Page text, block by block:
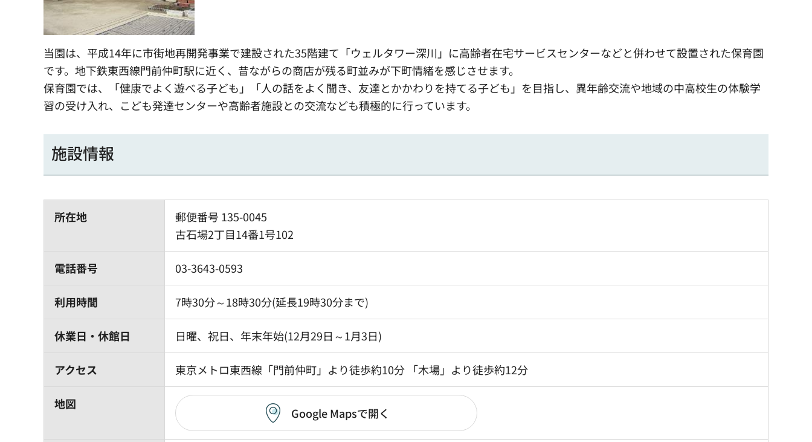
当園は、平成14年に市街地再開発事業で建設された35階建て「ウェルタワー深川」に高齢者在宅サービスセンターなどと併わせて設置された保育園
です。地下鉄東西線門前仲町駅に近く、昔ながらの商店が残る町並みが下町情緒を感じさせます。
保育園では、「健康でよく遊べる子ども」「人の話をよく聞き、友達とかかわりを持てる子ども」を目指し、異年齢交流や地域の中高校生の体験学
習の受け入れ、こども発達センターや高齢者施設との交流なども積極的に行っています。
施設情報
所在地
郵便番号 135-0045
古石場2丁目14番1号102
電話番号 03-3643-0593
利用時間 7時30分～18時30分(延長19時30分まで)
休業日・休館日 日曜、祝日、年末年始(12月29日～1月3日)
アクセス 東京メトロ東西線「門前仲町」より徒歩約10分 「木場」より徒歩約12分
地図
Google Mapsで開く